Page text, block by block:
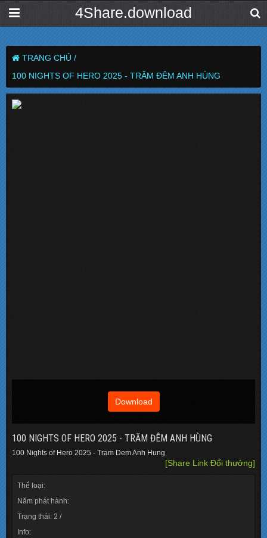
4Share.download
TRANG CHỦ /
100 NIGHTS OF HERO 2025 - TRĂM ĐÊM ANH HÙNG
Download
100 NIGHTS OF HERO 2025 - TRĂM ĐÊM ANH HÙNG
100 Nights of Hero 2025 - Tram Dem Anh Hung
[Share Link Đổi thưởng]
Thể loại:
Năm phát hành:
Trạng thái: 2 /
Info: